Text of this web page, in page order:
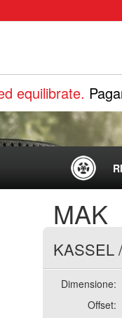
equilibrate.
MAK
KASSEL/
Dimensione:
Offset: